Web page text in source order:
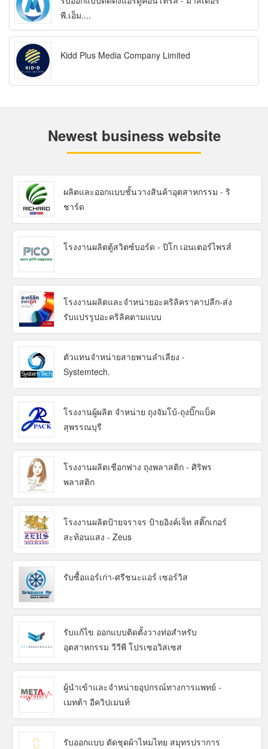
พี.เอ็ม....
Kidd Plus Media Company Limited
Newest business website
ผลิตและออกแบบชั้นวางสินค้าอุตสาหกรรม - ริ
ชาร์ด
โรงงานผลิตตู้สวิตซ์บอร์ด - ปิโก เอนเตอร์ไพรส์
โรงงานผลิตและจำหน่ายอะคริลิคราคาปลีก-ส่ง
รับแปรรูปอะคริลิคตามแบบ
ตัวแทนจำหน่ายสายพานลำเลียง -
Systemtech.
โรงงานผู้ผลิต จำหน่าย ถุงจัมโบ้-ถุงบิ๊กแบ็ค
สุพรรณบุรี
โรงงานผลิตเชือกฟาง ถุงพลาสติก - ศิริพร
พลาสติก
โรงงานผลิตป้ายจราจร ป้ายอิงค์เจ็ท สติ๊กเกอร์
สะท้อนแสง - Zeus
รับซื้อแอร์เก่า-ศรีชนะแอร์ เซอร์วิส
รับแก้ไข ออกแบบติดตั้งวางท่อสำหรับ
อุตสาหกรรม วีวีพี โปรเซอวิสเซส
ผู้นำเข้าและจำหน่ายอุปกรณ์ทางการแพทย์ -
เมทต้า อีควิปเมนท์
รับออกแบบ ตัดชุดผ้าไหมไทย สมุทรปราการ